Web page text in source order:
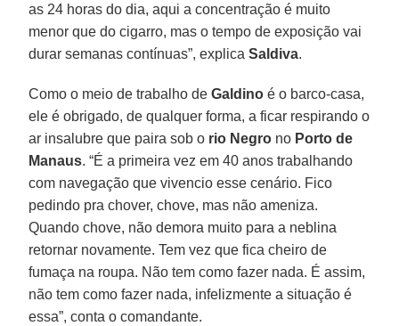
as 24 horas do dia, aqui a concentração é muito
menor que do cigarro, mas o tempo de exposição vai
durar semanas contínuas”, explicaSaldiva.
Como o meio de trabalho deGaldino é o barco-casa,
ele é obrigado, de qualquer forma, a ficar respirando o
ar insalubre que paira sob o rio Negro no Porto de
Manaus. “É a primeira vez em 40 anos trabalhando
com navegação que vivencio esse cenário. Fico
pedindo pra chover, chove, mas não ameniza.
Quando chove, não demora muito para a neblina
retornar novamente. Tem vez que fica cheiro de
fumaça na roupa. Não tem como fazer nada. É assim,
não tem como fazer nada, infelizmente a situação é
essa”, conta o comandante.